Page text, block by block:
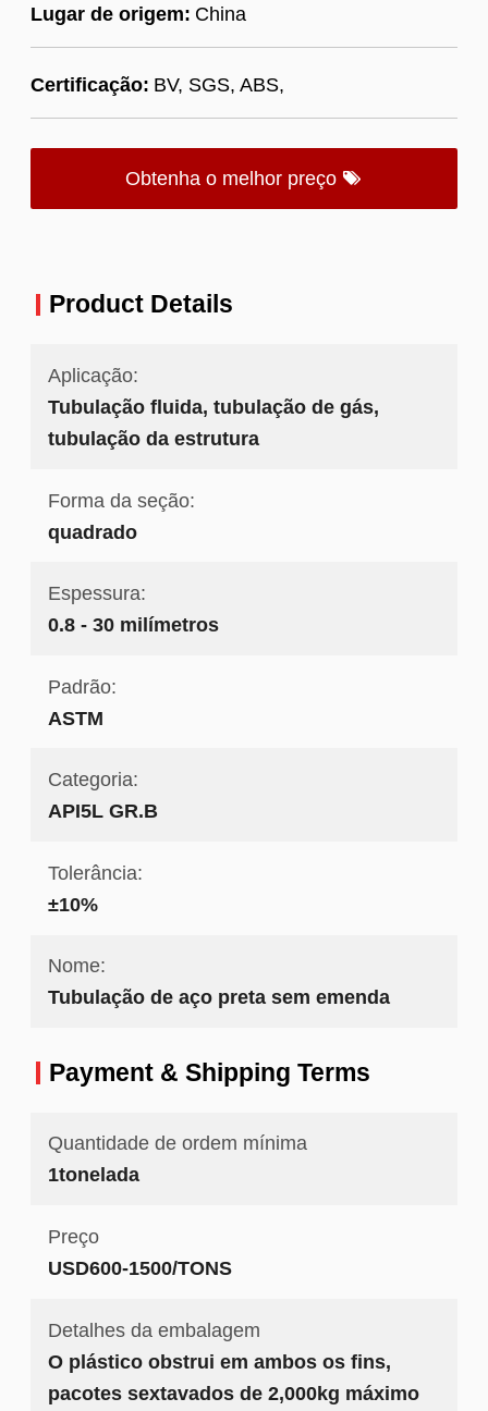
Lugar de origem: China
Certificação: BV, SGS, ABS,
Obtenha o melhor preço
Product Details
Aplicação:
Tubulação fluida, tubulação de gás,
tubulação da estrutura
Forma da seção:
quadrado
Espessura:
0.8 - 30 milímetros
Padrão:
ASTM
Categoria:
API5L GR.B
Tolerância:
±10%
Nome:
Tubulação de aço preta sem emenda
Payment & Shipping Terms
Quantidade de ordem mínima
1tonelada
Preço
USD600-1500/TONS
Detalhes da embalagem
O plástico obstrui em ambos os fins,
pacotes sextavados de 2,000kg máximo